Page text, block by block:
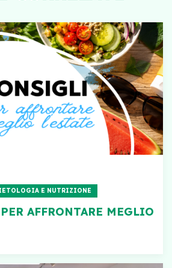
E NUTRIZIONE
AFFRONTARE MEGLIO